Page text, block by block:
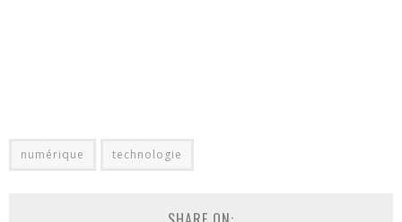
numérique technologie